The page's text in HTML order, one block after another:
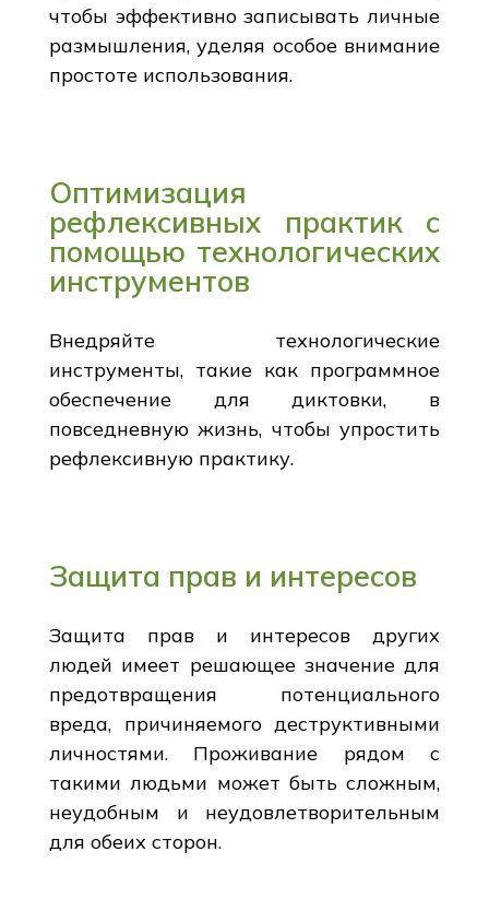
чтобы эффективно записывать личные
размышления, уделяя особое внимание
простоте использования.
Оптимизация
рефлексивных практик с
помощью технологических
инструментов
Внедряйте технологические
инструменты, такие как программное
обеспечение для диктовки, в
повседневную жизнь, чтобы упростить
рефлексивную практику.
Защита прав и интересов
Защита прав и интересов других
людей имеет решающее значение для
предотвращения потенциального
вреда, причиняемого деструктивными
личностями. Проживание рядом с
такими людьми может быть сложным,
неудобным и неудовлетворительным
для обеих сторон.